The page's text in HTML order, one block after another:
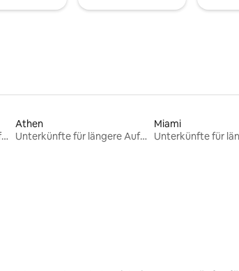
Unterkünfte für längere Aufenthalte
Athen
Unterkünfte für längere Aufenthalte
Miami